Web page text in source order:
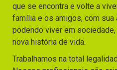
que se encontra e volte a
família e os amigos, com sua
podendo viver em
nova história de vida.
Trabalhamos na total